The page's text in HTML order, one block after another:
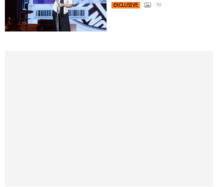
EXCLUSIVE : 10